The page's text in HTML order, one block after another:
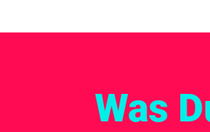
Was